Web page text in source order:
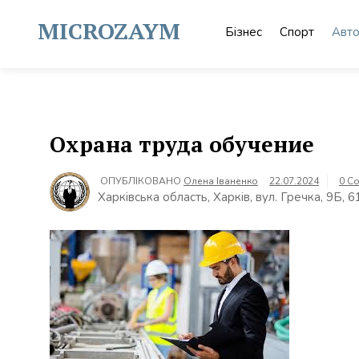
contentMICROZAYM Бізнес Спорт Авто
Охрана труда обучение
ОПУБЛІКОВАНО Олена Іваненко 22.07.2024 0
Харківська область, Харків, вул. Гречка, 9Б,